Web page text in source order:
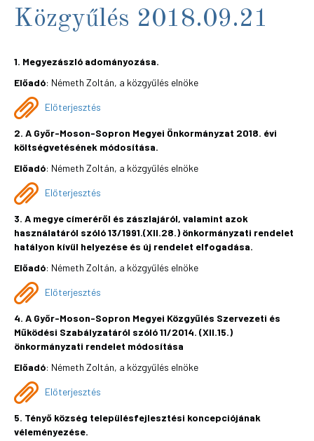
Közgyűlés 2018.09.21
1. Megyezászló adományozása.
Előadó: Németh Zoltán, a közgyűlés elnöke
Előterjesztés
2. A Győr-Moson-Sopron Megyei Önkormányzat 2018. évi
költségvetésének módosítása.
Előadó: Németh Zoltán, a közgyűlés elnöke
Előterjesztés
3. A megye címeréről és zászlajáról, valamint azok
használatáról szóló 13/1991.(XII.28.) önkormányzati rendelet
hatályon kívül helyezése és új rendelet elfogadása.
Előadó: Németh Zoltán, a közgyűlés elnöke
Előterjesztés
4. A Győr-Moson-Sopron Megyei Közgyűlés Szervezeti és
Működési Szabályzatáról szóló 11/2014. (XII.15.)
önkormányzati rendelet módosítása
Előadó: Németh Zoltán, a közgyűlés elnöke
Előterjesztés
5. Tényő község településfejlesztési koncepciójának
véleményezése.